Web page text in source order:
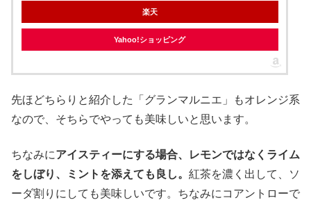
楽天
Yahoo!ショッピング
先ほどちらりと紹介した「グランマルニエ」もオレンジ系
なので、そちらでやっても美味しいと思います。
ちなみにアイスティーにする場合、レモンではなくライム
をしぼり、ミントを添えても良し。 紅茶を濃く出して、ソ
ーダ割りにしても美味しいです。ちなみにコアントローで